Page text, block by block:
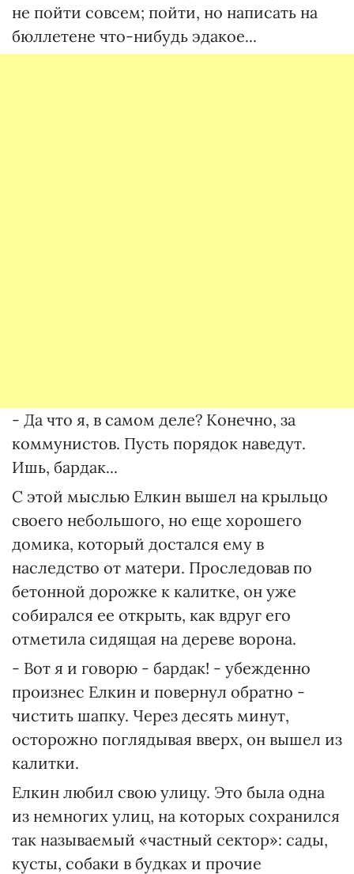
не пойти совсем; пойти, но написать на
бюллетене что-нибудь эдакое...
- Да что я, в самом деле? Конечно, за
коммунистов. Пусть порядок наведут.
Ишь, бардак...
С этой мыслью Елкин вышел на крыльцо
своего небольшого, но еще хорошего
домика, который достался ему в
наследство от матери. Проследовав по
бетонной дорожке к калитке, он уже
собирался ее открыть, как вдруг его
отметила сидящая на дереве ворона.
- Вот я и говорю - бардак! - убежденно
произнес Елкин и повернул обратно -
чистить шапку. Через десять минут,
осторожно поглядывая вверх, он вышел из
калитки.
Елкин любил свою улицу. Это была одна
из немногих улиц, на которых сохранился
так называемый «частный сектор»: сады,
кусты, собаки в будках и прочие